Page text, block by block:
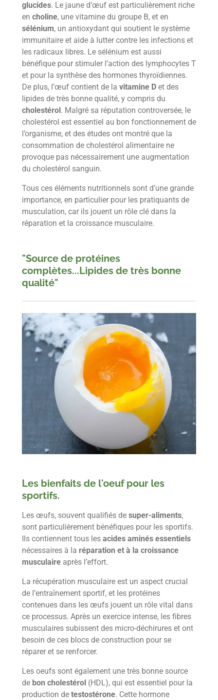
glucides. Le jaune d’œuf est particulièrement riche
en choline, une vitamine du groupe B, et en
sélénium, un antioxydant qui soutient le système
immunitaire et aide à lutter contre les infections et
les radicaux libres. Le sélénium est aussi
bénéfique pour stimuler l’action des lymphocytes T
et pour la synthèse des hormones thyroïdiennes.
De plus, l’œuf contient de la vitamine Det des
lipides de très bonne qualité, y compris du
cholestérol . Malgré sa réputation controversée, le
cholestérol est essentiel au bon fonctionnement de
l’organisme, et des études ont montré que la
consommation de cholestérol alimentaire ne
provoque pas nécessairement une augmentation
du cholestérol sanguin.
Tous ces éléments nutritionnels sont d’une grande
importance, en particulier pour les pratiquants de
musculation, car ils jouent un rôle clé dans la
réparation et la croissance musculaire.
"Source de protéines
complètes...Lipides de très bonne
qualité"
Les bienfaits de l'oeuf pour les
sportifs.
Les œufs, souvent qualifiés de super-aliments,
sont particulièrement bénéfiques pour les sportifs.
Ils contiennent tous les acides aminés essentiels
nécessaires à la réparation et à la croissance
musculaireaprès l’effort.
La récupération musculaire est un aspect crucial
de l’entraînement sportif, et les protéines
contenues dans les œufs jouent un rôle vital dans
ce processus. Après un exercice intense, les fibres
musculaires subissent des micro-déchirures et ont
besoin de ces blocs de construction pour se
réparer et se renforcer.
Les oeufs sont également une très bonne source
de bon cholestérol(HDL), qui est essentiel pour la
production de testostérone. Cette hormone